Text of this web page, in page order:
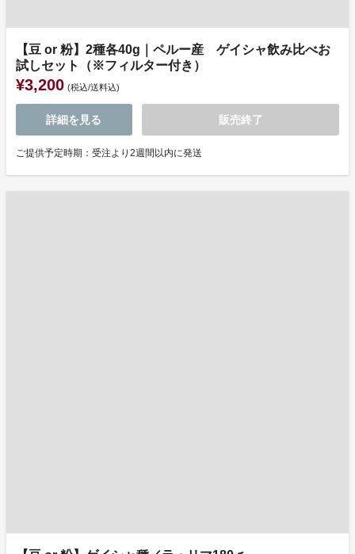
【豆 or 粉】2種各40g｜ペルー産 ゲイシャ飲み比べお
試しセット（※フィルター付き）
¥3,200 (税込/送料込)
詳細を見る 販売終了
ご提供予定時期：受注より2週間以内に発送